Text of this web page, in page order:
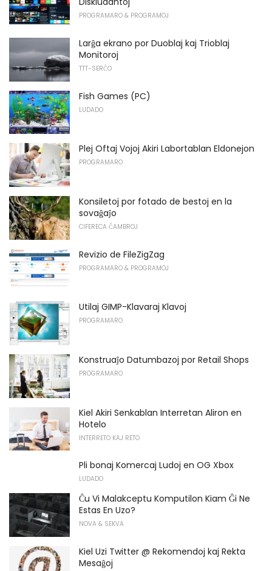
PROGRAMARO & PROGRAMOJ
Larĝa ekrano por Duoblaj kaj Trioblaj
Monitoroj
TTT-SERĈO
Fish Games (PC)
LUDADO
Plej Oftaj Vojoj Akiri Labortablan Eldonejon
PROGRAMARO
Konsiletoj por fotado de bestoj en la
sovaĝaĵo
CIFERECA ĈAMBROJ
Revizio de FileZigZag
PROGRAMARO & PROGRAMOJ
Utilaj GIMP-Klavaraj Klavoj
PROGRAMARO
Konstruaĵo Datumbazoj por Retail Shops
PROGRAMARO
Kiel Akiri Senkablan Interretan Aliron en
Hotelo
INTERRETO KAJ RETO
Pli bonaj Komercaj Ludoj en OG Xbox
LUDADO
Ĉu Vi Malakceptu Komputilon Kiam Ĝi Ne
Estas En Uzo?
NOVA & SEKVA
Kiel Uzi Twitter @ Rekomendoj kaj Rekta
Mesaĝoj